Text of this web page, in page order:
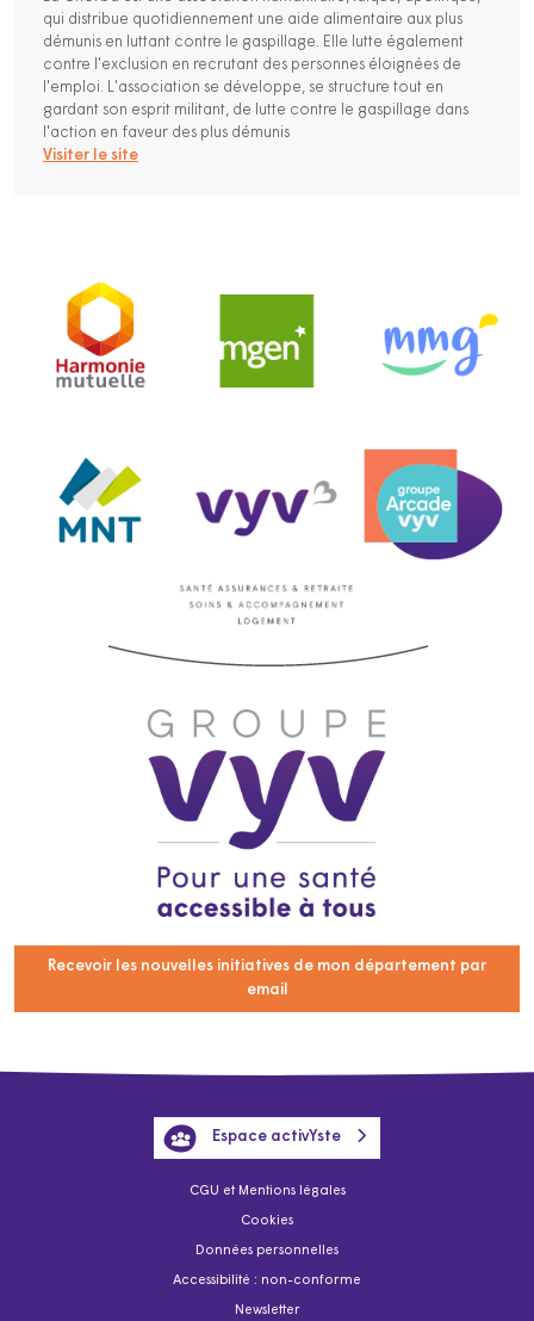
qui distribue quotidiennement une aide alimentaire aux plus
démunis en luttant contre le gaspillage. Elle lutte également
contre l'exclusion en recrutant des personnes éloignées de
l'emploi. L'association se développe, se structure tout en
gardant son esprit militant, de lutte contre le gaspillage dans
l'action en faveur des plus démunis
Visiter le site
Recevoir les nouvelles initiatives de mon département par
email
CGU et Mentions légales
Cookies
Données personnelles
Accessibilité : non-conforme
Newsletter
Espace activYste